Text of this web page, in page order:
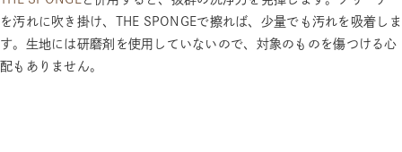
を汚れに吹き掛け、THE SPONGEで擦れば、少量でも汚れを吸着しま
す。生地には研磨剤を使用していないので、対象のものを傷つける心
配もありません。